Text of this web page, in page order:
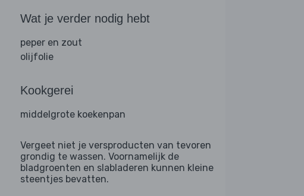
Wat je verder nodig hebt
peper en zout
olijfolie
Kookgerei
middelgrote koekenpan
Vergeet niet je versproducten van tevoren
grondig te wassen. Voornamelijk de
bladgroenten en slabladeren kunnen kleine
steentjes bevatten.